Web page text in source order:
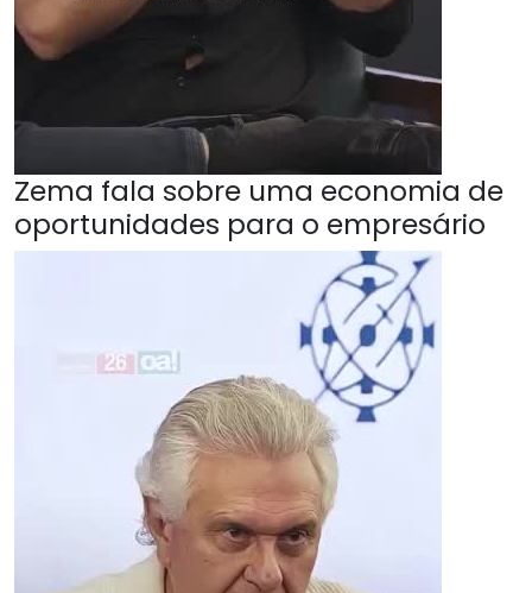
Zema fala sobre uma economia de
oportunidades para o empresário